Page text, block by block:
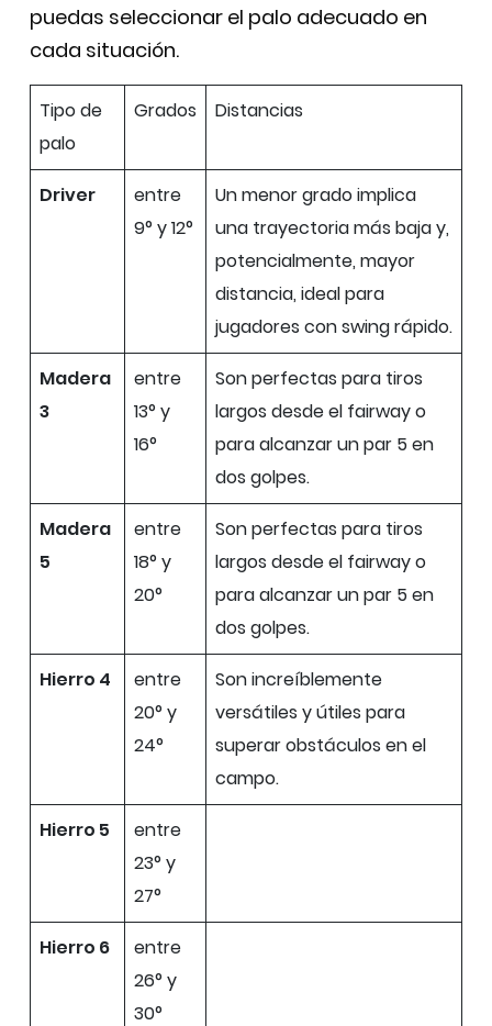
puedas seleccionar el palo adecuado en
cada situación.
Tipo de
palo
Grados Distancias
Driver
entre
9° y 12°
Un menor grado implica
una trayectoria más baja y,
potencialmente, mayor
distancia, ideal para
jugadores con swing rápido.
Madera
3
entre
13° y
16°
Son perfectas para tiros
largos desde el fairway o
para alcanzar un par 5 en
dos golpes.
Madera
5
entre
18° y
20°
Son perfectas para tiros
largos desde el fairway o
para alcanzar un par 5 en
dos golpes.
Hierro 4
entre
20° y
24°
Son increíblemente
versátiles y útiles para
superar obstáculos en el
campo.
Hierro 5
entre
23° y
27°
Hierro 6
entre
26° y
30°